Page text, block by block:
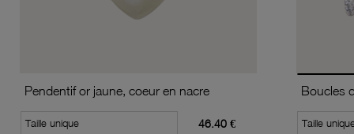
Pendentif or jaune, coeur en nacre
Taille unique 46.40 € Taille